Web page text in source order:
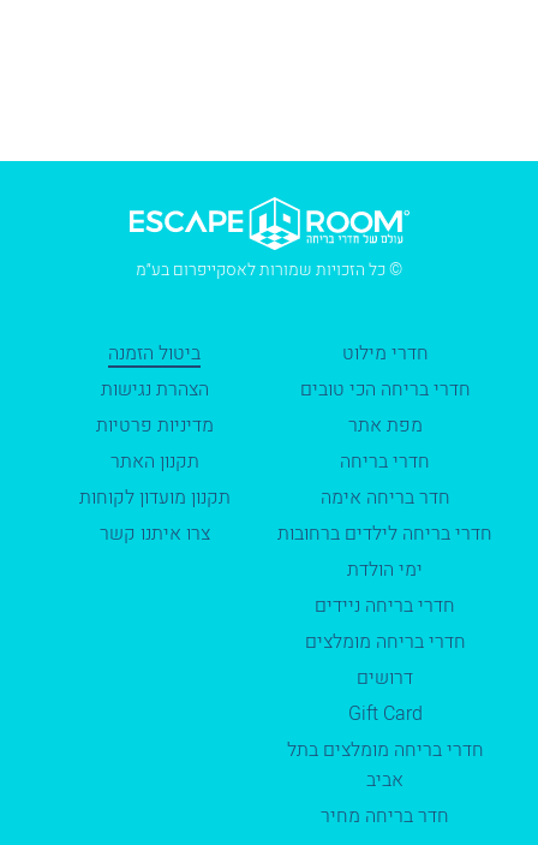
© כל הזכויות שמורות לאסקייפרום בע״מ
ביטול הזמנה
הצהרת נגישות
מדיניות פרטיות
תקנון האתר
תקנון מועדון לקוחות
צרו איתנו קשר
חדרי מילוט
חדרי בריחה הכי טובים
מפת אתר
חדרי בריחה
חדר בריחה אימה
חדרי בריחה לילדים ברחובות
ימי הולדת
חדרי בריחה ניידים
חדרי בריחה מומלצים
דרושים
Gift Card
חדרי בריחה מומלצים בתל
אביב
חדר בריחה מחיר